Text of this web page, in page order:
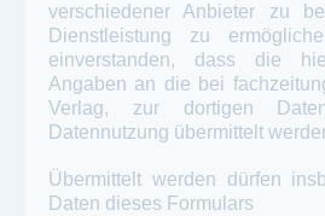
verschiedener Anbieter zu
Dienstleistung zu
einverstanden, dass die
Angaben an die bei
Verlag, zur dortigen
Datennutzung übermittelt
Übermittelt werden dürfen
Daten dieses Formulars